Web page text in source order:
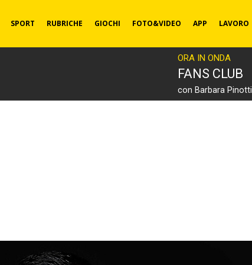
SPORT RUBRICHE GIOCHI FOTO&VIDEO APP LAVORO
ORA IN ONDA
FANS CLUB
con Barbara Pinotti